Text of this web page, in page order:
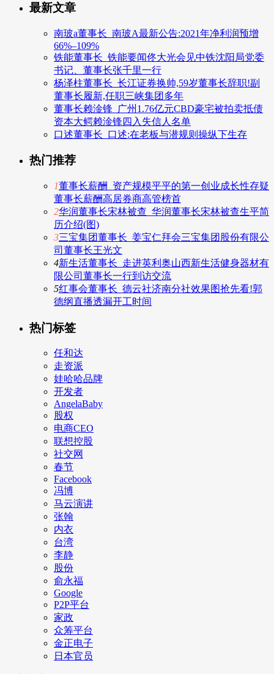
最新文章
南玻a董事长_南玻A最新公告:2021年净利润预增
66%–109%
铁能董事长_铁能要闻佟大光会见中铁沈阳局党委
书记、董事长张千里一行
杨泽柱董事长_长江证券换帅,59岁董事长辞职!副
董事长履新,任职三峡集团多年
董事长赖淦锋_广州1.76亿元CBD豪宅被拍卖抵债
资本大鳄赖淦锋四入失信人名单
口述董事长_口述:在老板与潜规则操纵下生存
热门推荐
1董事长薪酬_资产规模平平的第一创业成长性存疑
董事长薪酬高居券商高管榜首
2华润董事长宋林被查_华润董事长宋林被查生平简
历介绍(图)
3三宝集团董事长_姜宝仁拜会三宝集团股份有限公
司董事长王光文
4新生活董事长_走进英利奥山西新生活健身器材有
限公司董事长一行到访交流
5红事会董事长_德云社济南分社效果图抢先看!郭
德纲直播透漏开工时间
热门标签
任和达
走资派
娃哈哈品牌
开发者
AngelaBaby
股权
电商CEO
联想控股
社交网
春节
Facebook
冯博
马云演讲
张翰
内衣
台湾
李静
股份
俞永福
Google
P2P平台
家政
众筹平台
金正电子
日本官员